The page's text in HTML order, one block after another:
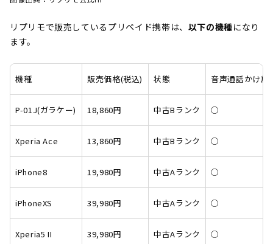
リプリモで販売しているプリペイド携帯は、 以下の機種 になり
ます。
機種 販売価格(税込) 状態 音声通話かけ放
P-01J(ガラケー) 18,860円 中古Bランク ○
Xperia Ace 13,860円 中古Bランク ○
iPhone8 19,980円 中古Aランク ○
iPhoneXS 39,980円 中古Aランク ○
Xperia5 II 39,980円 中古Aランク ○